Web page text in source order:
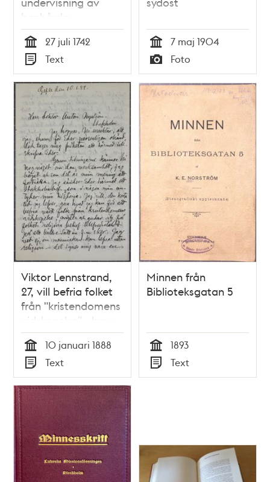
benhårda
religionsbrottslingar
Tid
27 juli 1742
Typ
Text Tid
7 maj 1904
Typ
Foto
Viktor Lennstrand,
27, vill befria folket
från "kristendomens
vidskepelse" - brev
till Dr Nyström 1888
Tid
10 januari 1888
Typ
Text
Minnen från
Biblioteksgatan 5
Tid
1893
Typ
Text